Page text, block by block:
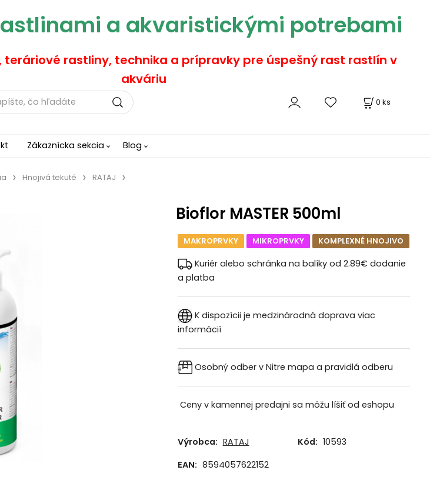
a akvaristickými potrebami
teráriové rastliny, technika a prípravky pre úspešný rast rastlín v
akváriu
0 ks
Zákaznícka sekcia Blog
Hnojivá tekuté RATAJ
Bioflor MASTER 500ml
MAKROPRVKY MIKROPRVKY KOMPLEXNÉ HNOJIVO
Kuriér alebo schránka na balíky od 2.89€ dodanie
a platba
K dispozícii je medzinárodná doprava viac
informácií
Osobný odber v Nitre mapa a pravidlá odberu
Ceny v kamennej predajni sa môžu líšiť od eshopu
Výrobca: RATAJ Kód: 10593
EAN: 8594057622152